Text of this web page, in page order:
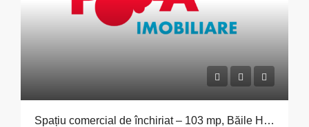
Spațiu comercial de închiriat – 103 mp, Băile Herculane